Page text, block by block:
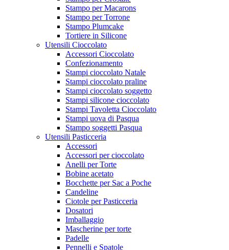
Stampo per Macarons
Stampo per Torrone
Stampo Plumcake
Tortiere in Silicone
Utensili Cioccolato
Accessori Cioccolato
Confezionamento
Stampi cioccolato Natale
Stampi cioccolato praline
Stampi cioccolato soggetto
Stampi silicone cioccolato
Stampi Tavoletta Cioccolato
Stampi uova di Pasqua
Stampo soggetti Pasqua
Utensili Pasticceria
Accessori
Accessori per cioccolato
Anelli per Torte
Bobine acetato
Bocchette per Sac a Poche
Candeline
Ciotole per Pasticceria
Dosatori
Imballaggio
Mascherine per torte
Padelle
Pennelli e Spatole